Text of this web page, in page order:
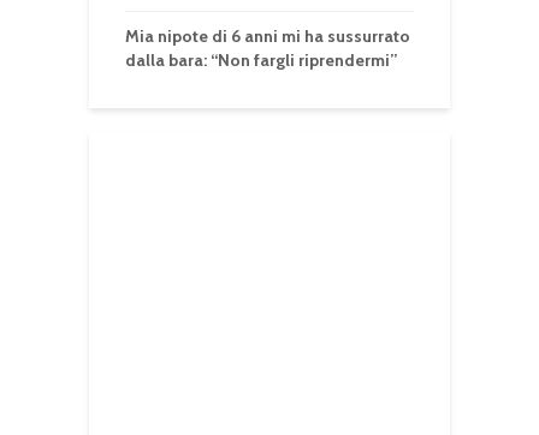
Mia nipote di 6 anni mi ha sussurrato
dalla bara: “Non fargli riprendermi”